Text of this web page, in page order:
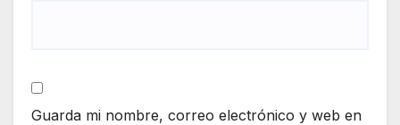
Guarda mi nombre, correo electrónico y web en